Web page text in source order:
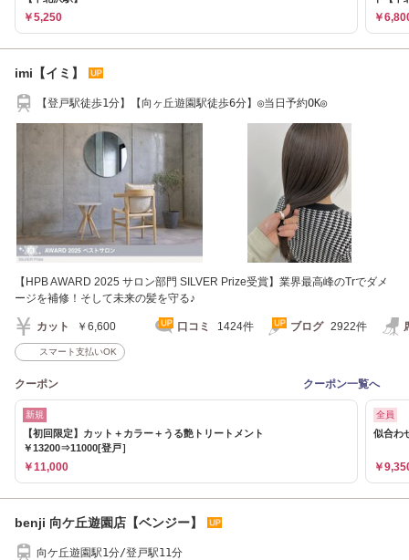
￥5,250 ￥
imi【イミ】
【登戸駅徒歩1分】【向ヶ丘遊園駅徒歩6分】◎当日予約OK◎
【HPB AWARD 2025 サロン部門 SILVER Prize受賞】業界最高峰のTrでダメ
ージを補修！そして未来の髪を守る♪
カット ￥6,600 口コミ 1424件 ブログ 2922件
スマート支払いOK
クーポン クーポン一覧へ
新規
【初回限定】カット＋カラー＋うる艶トリートメント
￥13200⇒11000[登戸］
￥11,000
全員
似合わ
￥
benji 向ケ丘遊園店【ベンジー】
向ケ丘遊園駅1分/登戸駅11分